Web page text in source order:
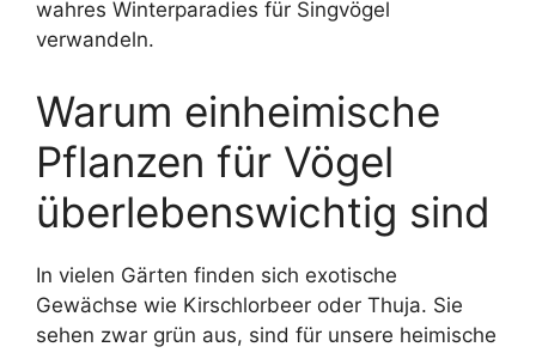
wahres Winterparadies für Singvögel
verwandeln.
Warum einheimische
Pflanzen für Vögel
überlebenswichtig sind
In vielen Gärten finden sich exotische
Gewächse wie Kirschlorbeer oder Thuja. Sie
sehen zwar grün aus, sind für unsere heimische